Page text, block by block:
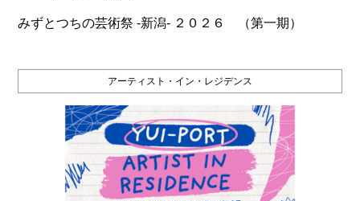
みずとつちの芸術祭 ‐新潟‐ ２０２６ （第一期）
アーティスト・イン・レジデンス